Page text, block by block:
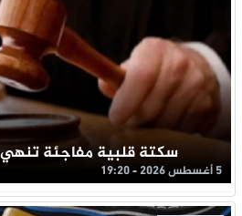
سكتة قلبية مفاجئة
5 أغسطس 2026 - 19:20